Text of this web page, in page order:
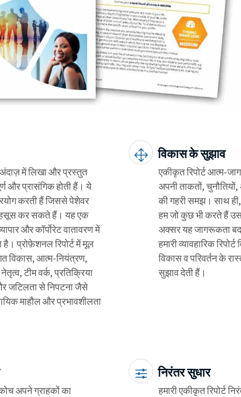
में लिखा और प्रस्तुत
और प्रासंगिक होती हैं। ये
प्रयोग करती हैं जिससे पेशेवर
कर सकते हैं। यह एक
और कॉर्पोरेट वातावरण में
प्रोफ़ेशनल रिपोर्ट में मूल
विकास, आत्म-नियंत्रण,
टीम वर्क, प्रतिक्रिया
जटिलता से निपटना जैसे
माहौल और प्रभावशीलता
विकास के सुझाव
एकीकृत रिपोर्ट आत्म-
अपनी ताकतों,
की गहरी समझ। साथ
हम जो कुछ भी करते हैं
अक्सर यह जागरूकता
हमारी व्यावहारिक
विकास व परिवर्तन के
सुझाव देती हैं।
अपने ग्राहकों का
निरंतर सुधार
हमारी एकीकृत रिपोर्ट